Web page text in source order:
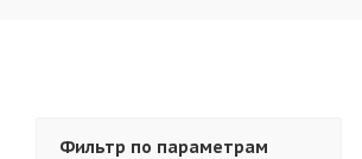
Фильтр по параметрам